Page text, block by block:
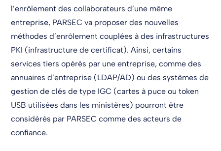
l’enrôlement des collaborateurs d’une même
entreprise, PARSEC va proposer des nouvelles
méthodes d’enrôlement couplées à des infrastructures
PKI (infrastructure de certificat). Ainsi, certains
services tiers opérés par une entreprise, comme des
annuaires d’entreprise (LDAP/AD) ou des systèmes de
gestion de clés de type IGC (cartes à puce ou token
USB utilisées dans les ministères) pourront être
considérés par PARSEC comme des acteurs de
confiance.